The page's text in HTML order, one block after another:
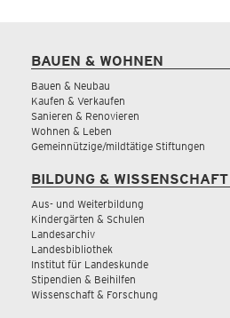
BAUEN & WOHNEN
Bauen & Neubau
Kaufen & Verkaufen
Sanieren & Renovieren
Wohnen & Leben
Gemeinnützige/mildtätige Stiftungen
BILDUNG & WISSENSCHAFT
Aus- und Weiterbildung
Kindergärten & Schulen
Landesarchiv
Landesbibliothek
Institut für Landeskunde
Stipendien & Beihilfen
Wissenschaft & Forschung